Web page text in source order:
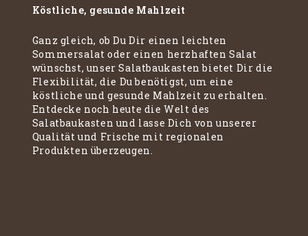
Köstliche, gesunde Mahlzeit
Ganz gleich, ob Du Dir einen leichten
Sommersalat oder einen herzhaften Salat
wünschst, unser Salatbaukasten bietet Dir die
Flexibilität, die Du benötigst, um eine
köstliche und gesunde Mahlzeit zu erhalten.
Entdecke noch heute die Welt des
Salatbaukasten und lasse Dich von unserer
Qualität und Frische mit regionalen
Produkten überzeugen.